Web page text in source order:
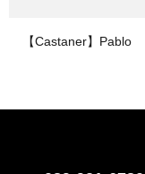
【Castaner】Pablo